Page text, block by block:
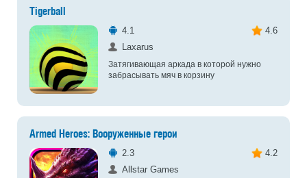
Tigerball
4.1
4.6
Laxarus
Затягивающая аркада в которой нужно
забрасывать мяч в корзину
Armed Heroes: Вооруженные герои
2.3
4.2
Allstar Games